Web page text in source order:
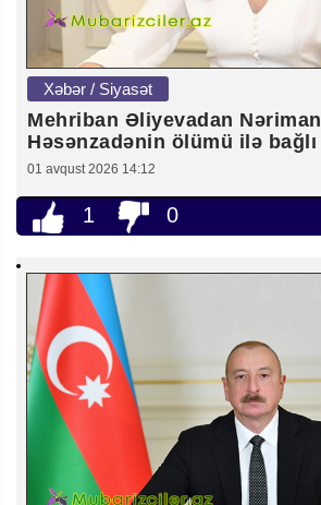
Xəbər / Siyasət
Mehriban Əliyevadan Nəriman
Həsənzadənin ölümü ilə bağlı
01 avqust 2026 14:12
1 0